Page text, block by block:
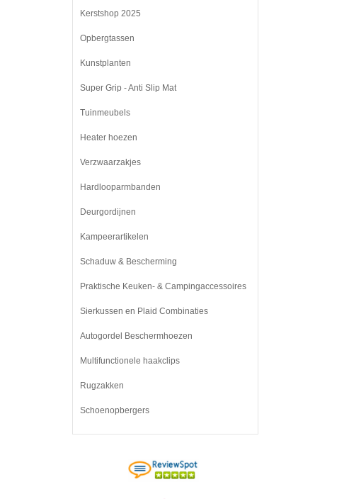
Kerstshop 2025
Opbergtassen
Kunstplanten
Super Grip - Anti Slip Mat
Tuinmeubels
Heater hoezen
Verzwaarzakjes
Hardlooparmbanden
Deurgordijnen
Kampeerartikelen
Schaduw & Bescherming
Praktische Keuken- & Campingaccessoires
Sierkussen en Plaid Combinaties
Autogordel Beschermhoezen
Multifunctionele haakclips
Rugzakken
Schoenopbergers